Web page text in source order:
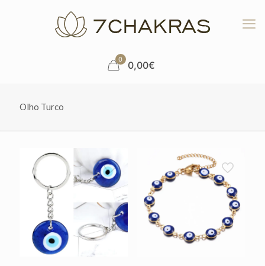
0 0,00€
Olho Turco